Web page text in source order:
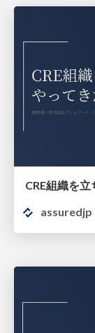
assuredjp